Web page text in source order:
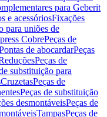
para Geberit
e acessóriosFixações
para uniões de
CobrePeças de
de abocardarPeças
Peças de
substituição para
CruzetasPeças de
Peças de substituição
desmontáveisPeças de
TampasPeças de